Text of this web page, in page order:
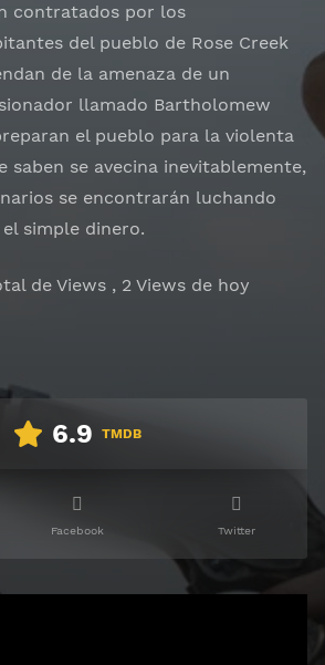
contratados por los
del pueblo de Rose Creek
de la amenaza de un
llamado Bartholomew
el pueblo para la violenta
saben se avecina inevitablemente,
se encontrarán luchando
simple dinero.
de Views , 2 Views de hoy
6.9 TMDB
Facebook Twitter